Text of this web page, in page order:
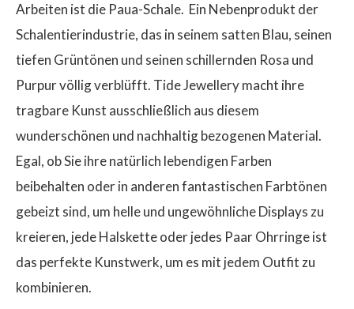
Arbeiten ist die Paua-Schale. Ein Nebenprodukt der
Schalentierindustrie, das in seinem satten Blau, seinen
tiefen Grüntönen und seinen schillernden Rosa und
Purpur völlig verblüfft. Tide Jewellery macht ihre
tragbare Kunst ausschließlich aus diesem
wunderschönen und nachhaltig bezogenen Material.
Egal, ob Sie ihre natürlich lebendigen Farben
beibehalten oder in anderen fantastischen Farbtönen
gebeizt sind, um helle und ungewöhnliche Displays zu
kreieren, jede Halskette oder jedes Paar Ohrringe ist
das perfekte Kunstwerk, um es mit jedem Outfit zu
kombinieren.